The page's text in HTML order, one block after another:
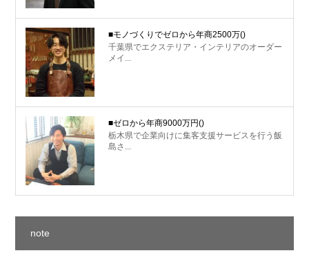
■モノづくりでゼロから年商2500万()
千葉県でエクステリア・インテリアのオーダー
メイ...
■ゼロから年商9000万円()
栃木県で企業向けに集客支援サービスを行う飯
島さ...
note